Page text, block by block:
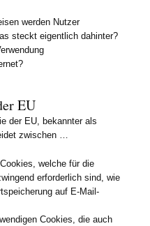
werden Nutzer
steckt eigentlich dahinter?
EU
der EU, bekannter als
zwischen …
welche für die
erforderlich sind, wie
auf E-Mail-
Cookies, die auch